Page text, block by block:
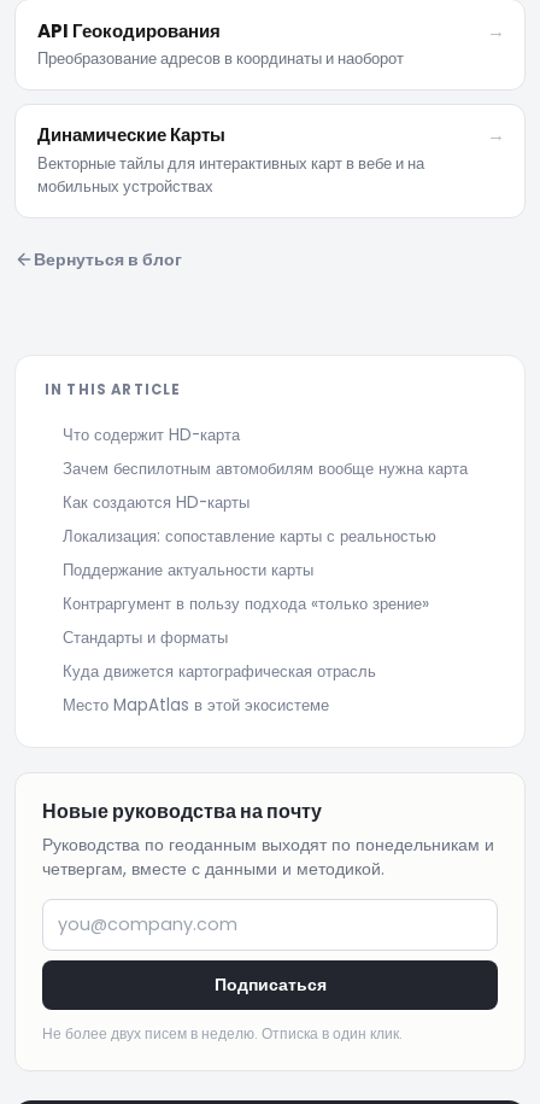
API Геокодирования
Преобразование адресов в координаты и наоборот
→
Динамические Карты
Векторные тайлы для интерактивных карт в вебе и на
мобильных устройствах
→
Вернуться в блог
IN THIS ARTICLE
Что содержит HD-карта
Зачем беспилотным автомобилям вообще нужна карта
Как создаются HD-карты
Локализация: сопоставление карты с реальностью
Поддержание актуальности карты
Контраргумент в пользу подхода «только зрение»
Стандарты и форматы
Куда движется картографическая отрасль
Место MapAtlas в этой экосистеме
Новые руководства на почту
Руководства по геоданным выходят по понедельникам и
четвергам, вместе с данными и методикой.
you@company.com
Подписаться
Не более двух писем в неделю. Отписка в один клик.